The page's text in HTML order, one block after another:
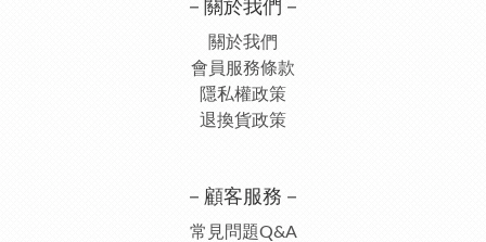
－關於我們－
關於我們
會員服務條款
隱私權政策
退換貨政策
－顧客服務－
常見問題Q&A